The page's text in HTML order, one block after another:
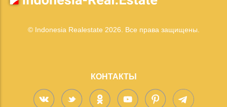
© Indonesia Realestate 2026. Все права защищены.
КОНТАКТЫ